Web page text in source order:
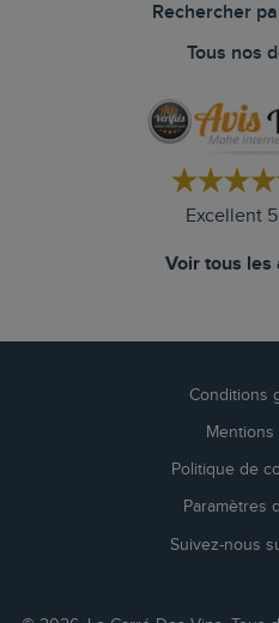
Rechercher
Tous nos
Excellent
Voir tous les
Conditions
Mentions
Politique de
Paramètres
Suivez-nous